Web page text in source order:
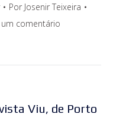
Por Josenir Teixeira
um comentário
Viu, de Porto